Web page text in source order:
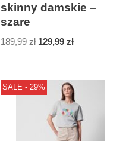
skinny damskie –
szare
189,99zł 129,99zł
SALE - 29%